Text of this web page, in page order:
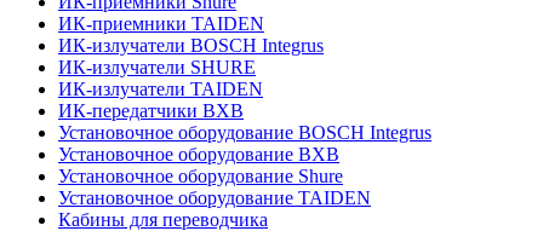
ИК-приемники TAIDEN
ИК-излучатели BOSCH Integrus
ИК-излучатели SHURE
ИК-излучатели TAIDEN
ИК-передатчики BXB
Установочное оборудование BOSCH Integrus
Установочное оборудование BXB
Установочное оборудование Shure
Установочное оборудование TAIDEN
Кабины для переводчика